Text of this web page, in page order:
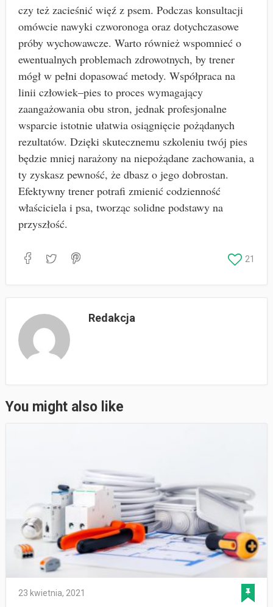
czy też zacieśnić więź z psem. Podczas konsultacji
omówcie nawyki czworonoga oraz dotychczasowe
próby wychowawcze. Warto również wspomnieć o
ewentualnych problemach zdrowotnych, by trener
mógł w pełni dopasować metody. Współpraca na
linii człowiek–pies to proces wymagający
zaangażowania obu stron, jednak profesjonalne
wsparcie istotnie ułatwia osiągnięcie pożądanych
rezultatów. Dzięki skutecznemu szkoleniu twój pies
będzie mniej narażony na niepożądane zachowania, a
ty zyskasz pewność, że dbasz o jego dobrostan.
Efektywny trener potrafi zmienić codzienność
właściciela i psa, tworząc solidne podstawy na
przyszłość.
21
Redakcja
You might also like
23 kwietnia, 2021